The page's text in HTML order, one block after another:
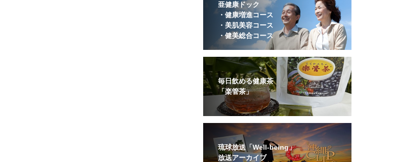
亜健康ドック
・健康増進コース
・美肌美容コース
・健美総合コース
毎日飲める健康茶
「楽管茶」
琉球放送「Well-being」
放送アーカイブ